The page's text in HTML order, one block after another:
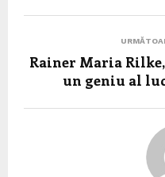
Rainer Maria Rilke,
un geniu al